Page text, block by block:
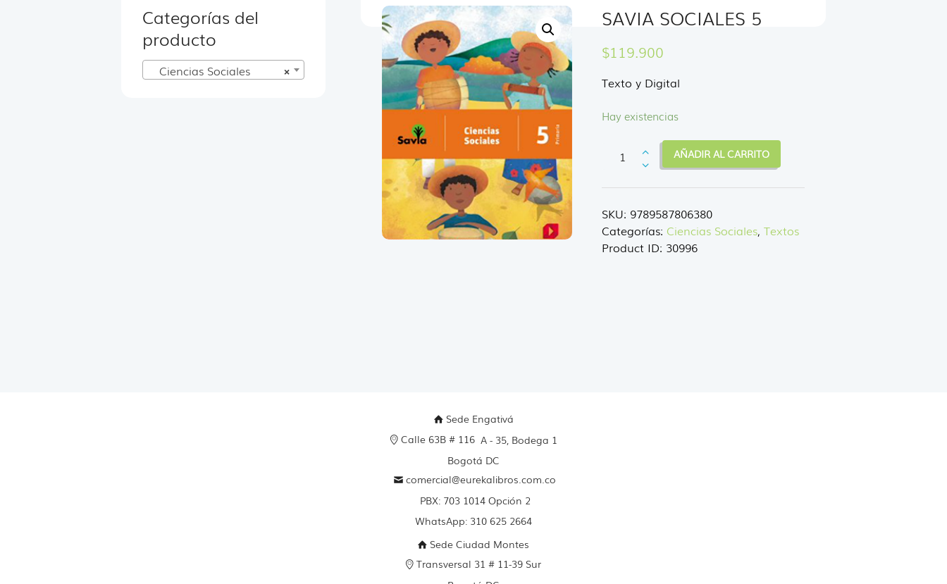
SAVIA SOCIALES 5
$119.900
Texto y Digital
Hay existencias
SAVIA
SOCIALES
5
AÑADIR AL CARRITO
SKU: 9789587806380
Categorías: Ciencias Sociales, Textos
Product ID: 30996
Categorías del
producto
×
Ciencias Sociales
Sede Engativá
Calle 63B # 116 A - 35, Bodega 1
Bogotá DC
comercial@eurekalibros.com.co
PBX: 703 1014 Opción 2
WhatsApp: 310 625 2664
Sede Ciudad Montes
Transversal 31 # 11-39 Sur